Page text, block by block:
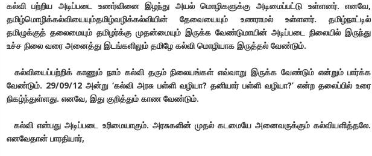
கல்வி பற்றிய அடிப்படை உணர்வினை இழந்து அயல் மொழிகளுக்கு அடிமைப்பட்டு உள்ளனர். எனவே,
தமிழ்மொழிக்கல்வியையும்தமிழ்வழிக்கல்வியின் தேவையையும் உணராமல் உள்ளனர். தமிழ்நாட்டில்
தமிழுக்குத் தலைமையும் தமிழர்க்கு முதன்மையும் இருக்க வேண்டுமாயின் அடிப்படை நிலையில் இருந்து
உச்ச நிலை வரை அனைத்து இடங்களிலும் தமிழே கல்வி மொழியாக இருத்தல் வேண்டும்.
கல்வியைப்பற்றிக் காணும் நாம் கல்வி தரும் நிலையங்கள் எவ்வாறு இருக்க வேண்டும் என்றும் பார்க்க
வேண்டும். 29/09/12 அன்று ‘கல்வி அரசு பள்ளி வழியா? தனியார் பள்ளி வழியா?’ என்ற தலைப்பில் உரை
நிகழ்ந்துள்ளது. எனவே, இது குறித்தும் காண வேண்டும்.
கல்வி என்பது அடிப்படை உரிமையாகும். அரசுகளின் முதல் கடமையே அனைவருக்கும் கல்வியளித்தலே.
எனவேதான் பாரதியார்,